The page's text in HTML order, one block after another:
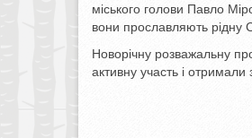
міського голови Павло
вони прославляють рідну
Новорічну розважальну
активну участь і